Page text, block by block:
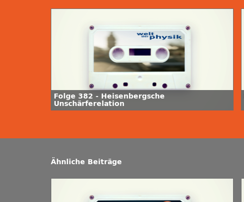
Folge 382 - Heisenbergsche
Unschärferelation
Ähnliche Beiträge